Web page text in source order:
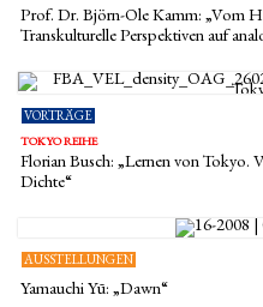
Prof. Dr. Björn-Ole Kamm: „Vom
Transkulturelle Perspektiven auf
VORTRÄGE
TOKYO REIHE
Florian Busch: „Lernen von Tokyo.
Dichte“
AUSSTELLUNGEN
Yamauchi Yū: „Dawn“